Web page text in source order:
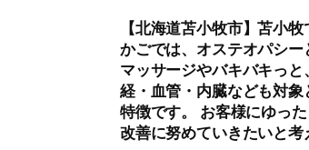
【北海道苫小牧市】苫小
かごでは、オステオパシ
マッサージやバキバキっ
経・血管・内臓なども対
特徴です。 お客様にゆっ
改善に努めていきたいと考